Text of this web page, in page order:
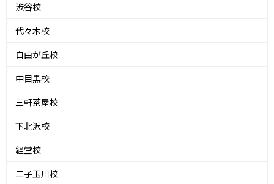
渋谷校
代々木校
自由が丘校
中目黒校
三軒茶屋校
下北沢校
経堂校
二子玉川校